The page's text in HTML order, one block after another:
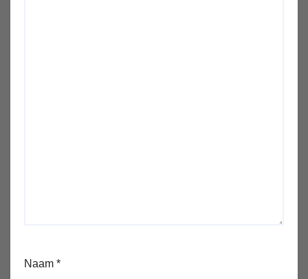
Naam *